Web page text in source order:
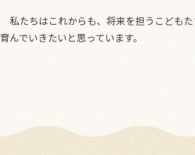
私たちはこれからも、将来を担うこども
育んでいきたいと思っています。